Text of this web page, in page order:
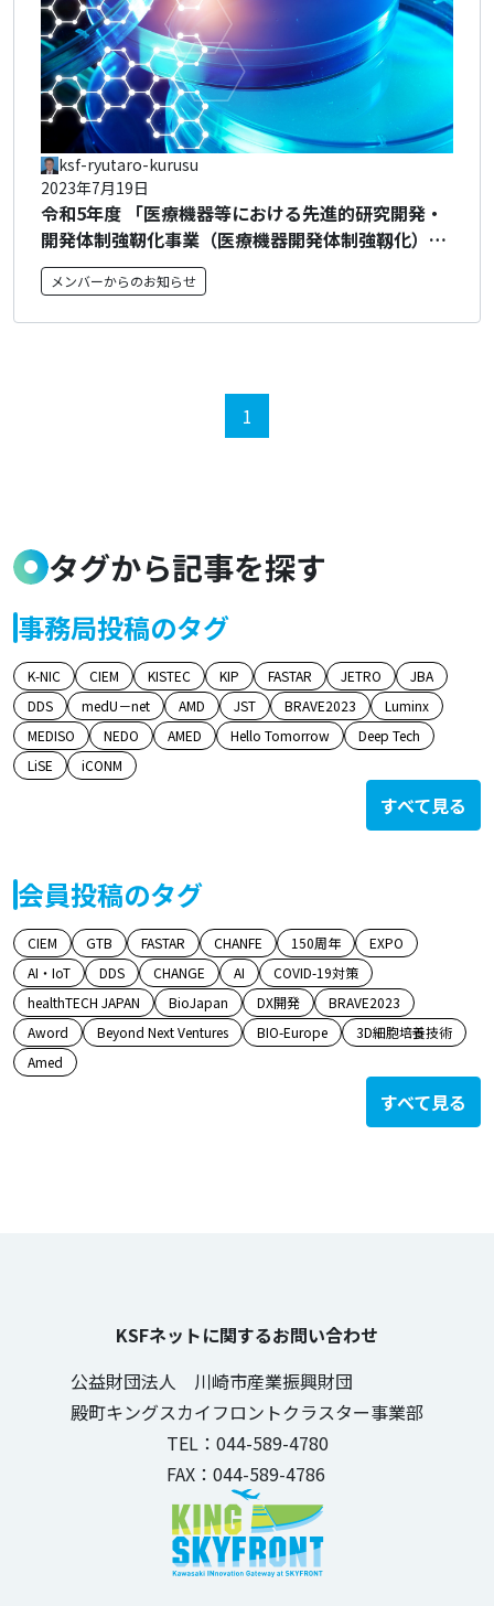
令和5年度 「医療機器等における先進的研究開発・
開発体制強靭化事業（医療機器開発体制強靱化）」
に係る公募（二次公募）について
2023年7月19日
ksf-ryutaro-kurusu
メンバーからのお知らせ
1
タグから記事を探す
事務局投稿のタグ
K-NIC CIEM KISTEC KIP FASTAR JETRO
JBA
DDS
medU－net AMD JST BRAVE2023
Luminx
MEDISO
NEDO AMED Hello Tomorrow
Deep Tech
LiSE
iCONM
すべて見る
会員投稿のタグ
CIEM GTB FASTAR CHANFE 150周年
EXPO
AI・IoT
DDS CHANGE AI
COVID-19対策
healthTECH JAPAN
BioJapan DX開発
BRAVE2023
Aword
Beyond Next Ventures BIO-Europe
3D細胞培養技術
Amed
すべて見る
KSFネットに関するお問い合わせ
公益財団法人 川崎市産業振興財団
殿町キングスカイフロントクラスター事業部
TEL：044-589-4780
FAX：044-589-4786